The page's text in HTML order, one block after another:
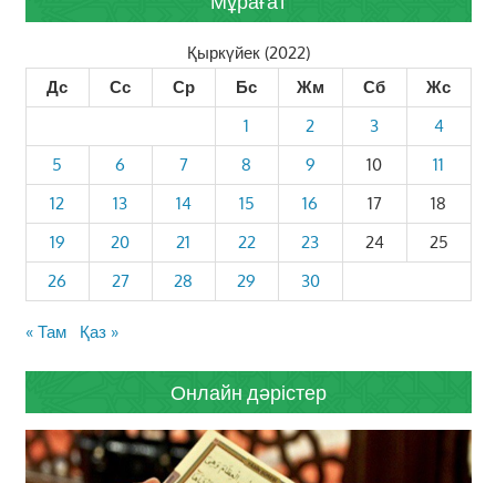
Қыркүйек (2022)
Дс
Сс Ср Бс Жм Сб
Жс
1
2 3
4
5
6 7 8 9 10
11
12
13 14 15 16 17
18
19
20 21 22 23 24
25
26
27 28 29 30
« Там Қаз »
Онлайн дәрістер